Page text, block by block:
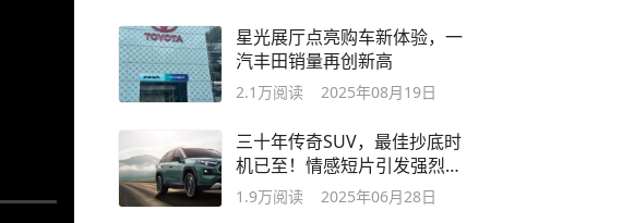
星光展厅点亮购车新体验，一
汽丰田销量再创新高
2.1万阅读 2025年08月19日
三十年传奇SUV，最佳抄底时
机已至！情感短片引发强烈共
鸣！
1.9万阅读 2025年06月28日